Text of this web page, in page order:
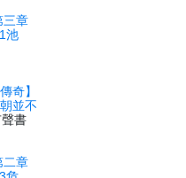
三章
池
奇】
並不
書
二章